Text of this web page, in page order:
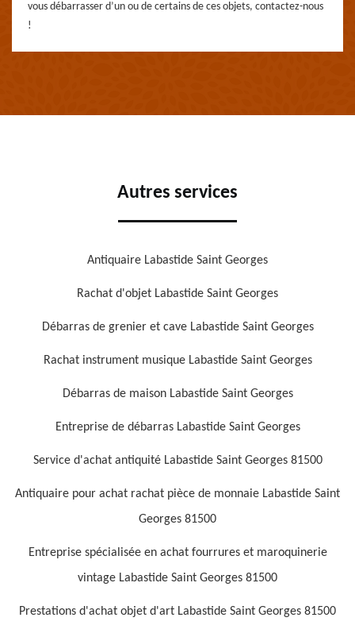
vous débarrasser d’un ou de certains de ces objets, contactez-nous
!
Autres services
Antiquaire Labastide Saint Georges
Rachat d'objet Labastide Saint Georges
Débarras de grenier et cave Labastide Saint Georges
Rachat instrument musique Labastide Saint Georges
Débarras de maison Labastide Saint Georges
Entreprise de débarras Labastide Saint Georges
Service d'achat antiquité Labastide Saint Georges 81500
Antiquaire pour achat rachat pièce de monnaie Labastide Saint
Georges 81500
Entreprise spécialisée en achat fourrures et maroquinerie
vintage Labastide Saint Georges 81500
Prestations d'achat objet d'art Labastide Saint Georges 81500